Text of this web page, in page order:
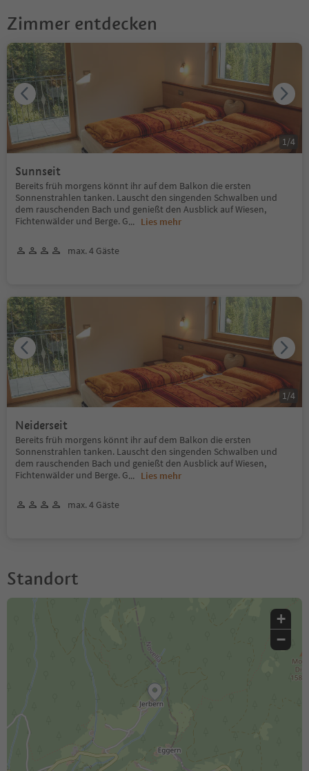
Zimmer entdecken
Sunnseit
Bereits früh morgens könnt ihr auf dem Balkon die ersten
Sonnenstrahlen tanken. Lauscht den singenden Schwalben und
dem rauschenden Bach und genießt den Ausblick auf Wiesen,
Fichtenwälder und Berge. G... Lies mehr
max. 4 Gäste
1 /4
Neiderseit
Bereits früh morgens könnt ihr auf dem Balkon die ersten
Sonnenstrahlen tanken. Lauscht den singenden Schwalben und
dem rauschenden Bach und genießt den Ausblick auf Wiesen,
Fichtenwälder und Berge. G... Lies mehr
max. 4 Gäste
1 /4
Standort
+
−